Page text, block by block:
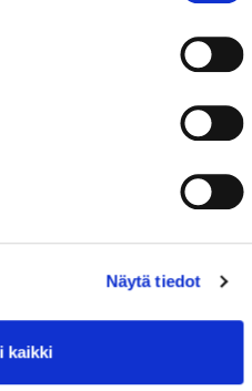
Näytä tiedot
kaikki